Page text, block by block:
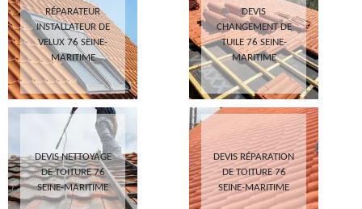
RÉPARATEUR
INSTALLATEUR DE
VELUX 76 SEINE-
MARITIME
DEVIS
CHANGEMENT DE
TUILE 76 SEINE-
MARITIME
DEVIS NETTOYAGE
DE TOITURE 76
SEINE-MARITIME
DEVIS RÉPARATION
DE TOITURE 76
SEINE-MARITIME